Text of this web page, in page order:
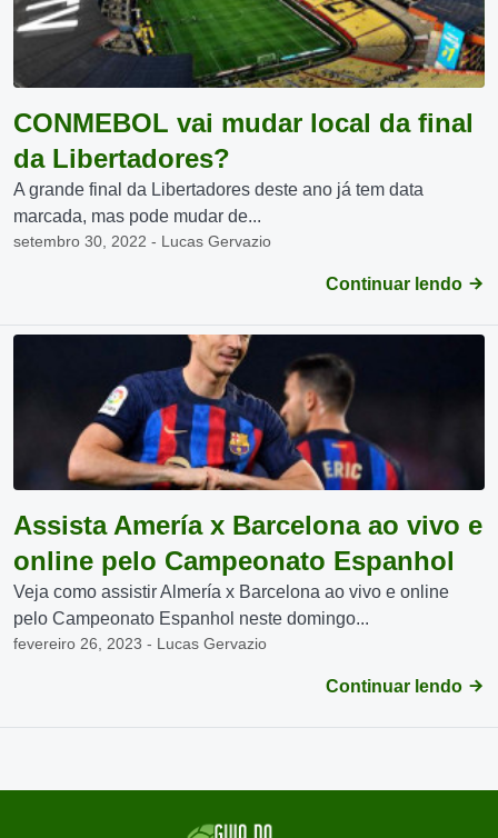
CONMEBOL vai mudar local da final
da Libertadores?
A grande final da Libertadores deste ano já tem data
marcada, mas pode mudar de...
setembro 30, 2022 - Lucas Gervazio
Continuar lendo
Assista Amería x Barcelona ao vivo e
online pelo Campeonato Espanhol
Veja como assistir Almería x Barcelona ao vivo e online
pelo Campeonato Espanhol neste domingo...
fevereiro 26, 2023 - Lucas Gervazio
Continuar lendo